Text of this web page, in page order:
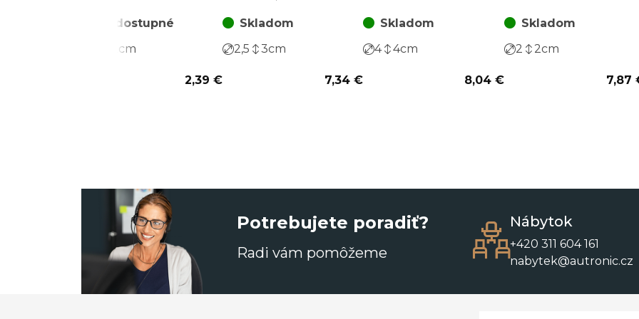
Nedostupné
cm
2,39 €
Skladom
2,5
3cm
7,34 €
Skladom
4
4cm
8,04 €
Skladom
2
2cm
7,87
Potrebujete poradiť?
Radi vám pomôžeme
Nábytok
+420 311 604 161
nabytek@autronic.cz